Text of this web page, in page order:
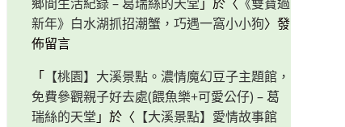
新年》白水湖抓招潮蟹，巧遇一窩小小狗〉發
佈留言
「 【桃園】大溪景點。濃情魔幻豆子主題館，
免費參觀親子好去處(餵魚樂+可愛公仔) – 葛
瑞絲的天堂 」於〈 【大溪景點】愛情故事館